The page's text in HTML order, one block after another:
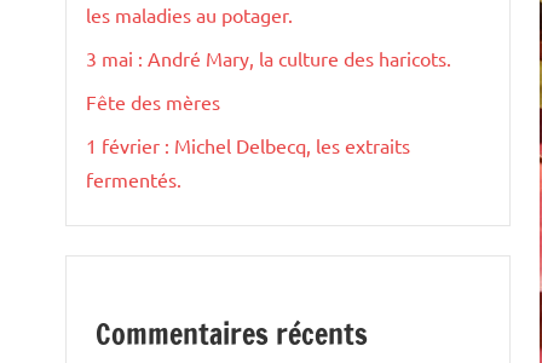
les maladies au potager.
3 mai : André Mary, la culture des haricots.
Fête des mères
1 février : Michel Delbecq, les extraits
fermentés.
Commentaires récents